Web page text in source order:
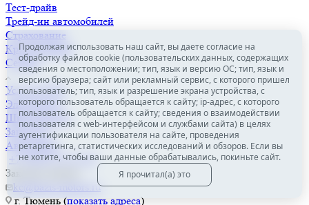
Тест-драйв
Трейд-ин автомобилей
Страхование
Кредитование
Сервис
Услуги СТО
Электроцех
Шиномонтаж
Запчасти
Автомойка
+7 (3452) 57-57-29
Заказать звонок
kc@bazis-motors.ru
г. Тюмень (показать адреса)
Продолжая использовать наш сайт, вы даете согласие на
обработку файлов cookie (пользовательских данных, содержащих
сведения о местоположении; тип, язык и версию ОС; тип, язык и
версию браузера; сайт или рекламный сервис, с которого пришел
пользователь; тип, язык и разрешение экрана устройства, с
которого пользователь обращается к сайту; ip-адрес, с которого
пользователь обращается к сайту; сведения о взаимодействии
пользователя с web-интерфейсом и службами сайта) в целях
аутентификации пользователя на сайте, проведения
ретаргетинга, статистических исследований и обзоров. Если вы
не хотите, чтобы ваши данные обрабатывались, покиньте сайт.
Я прочитал(а) это